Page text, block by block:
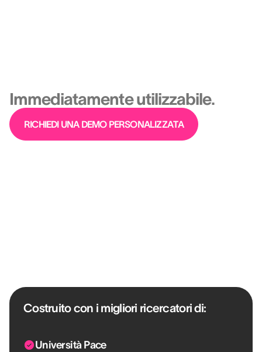
Immediatamente utilizzabile.
RICHIEDI UNA DEMO PERSONALIZZATA
Costruito con i migliori ricercatori di:
Università Pace